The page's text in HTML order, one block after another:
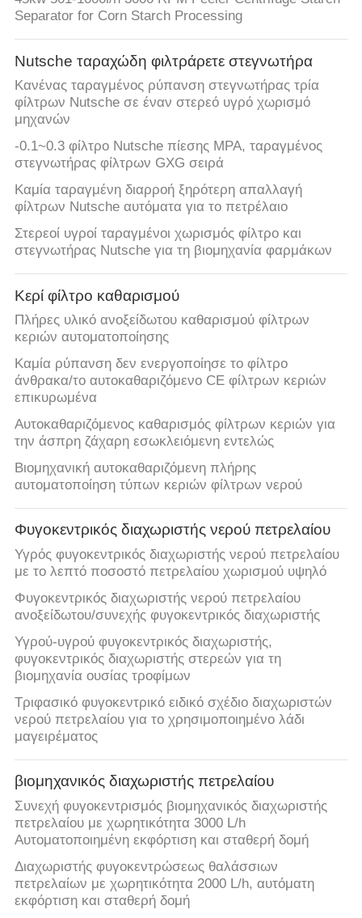
Separator for Corn Starch Processing
Nutsche ταραχώδη φιλτράρετε στεγνωτήρα
Κανένας ταραγμένος ρύπανση στεγνωτήρας τρία
φίλτρων Nutsche σε έναν στερεό υγρό χωρισμό
μηχανών
-0.1~0.3 φίλτρο Nutsche πίεσης MPA, ταραγμένος
στεγνωτήρας φίλτρων GXG σειρά
Καμία ταραγμένη διαρροή ξηρότερη απαλλαγή
φίλτρων Nutsche αυτόματα για το πετρέλαιο
Στερεοί υγροί ταραγμένοι χωρισμός φίλτρο και
στεγνωτήρας Nutsche για τη βιομηχανία φαρμάκων
Κερί φίλτρο καθαρισμού
Πλήρες υλικό ανοξείδωτου καθαρισμού φίλτρων
κεριών αυτοματοποίησης
Καμία ρύπανση δεν ενεργοποίησε το φίλτρο
άνθρακα/το αυτοκαθαριζόμενο CE φίλτρων κεριών
επικυρωμένα
Αυτοκαθαριζόμενος καθαρισμός φίλτρων κεριών για
την άσπρη ζάχαρη εσωκλειόμενη εντελώς
Βιομηχανική αυτοκαθαριζόμενη πλήρης
αυτοματοποίηση τύπων κεριών φίλτρων νερού
Φυγοκεντρικός διαχωριστής νερού πετρελαίου
Υγρός φυγοκεντρικός διαχωριστής νερού πετρελαίου
με το λεπτό ποσοστό πετρελαίου χωρισμού υψηλό
Φυγοκεντρικός διαχωριστής νερού πετρελαίου
ανοξείδωτου/συνεχής φυγοκεντρικός διαχωριστής
Υγρού-υγρού φυγοκεντρικός διαχωριστής,
φυγοκεντρικός διαχωριστής στερεών για τη
βιομηχανία ουσίας τροφίμων
Τριφασικό φυγοκεντρικό ειδικό σχέδιο διαχωριστών
νερού πετρελαίου για το χρησιμοποιημένο λάδι
μαγειρέματος
βιομηχανικός διαχωριστής πετρελαίου
Συνεχή φυγοκεντρισμός βιομηχανικός διαχωριστής
πετρελαίου με χωρητικότητα 3000 L/h
Αυτοματοποιημένη εκφόρτιση και σταθερή δομή
Διαχωριστής φυγοκεντρώσεως θαλάσσιων
πετρελαίων με χωρητικότητα 2000 L/h, αυτόματη
εκφόρτιση και σταθερή δομή